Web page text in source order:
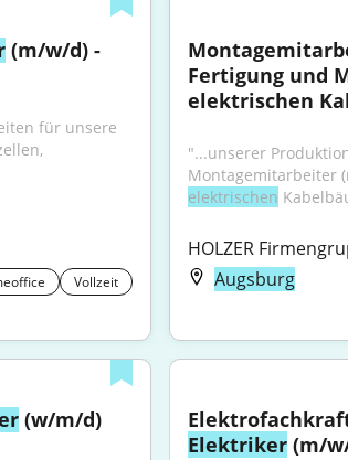
(m/w/d) -
für unsere
Vollzeit
Fertigung und
elektrischen
"...unserer
elektrischen
HOLZER
Augsburg
(w/m/d)
Elektriker (m/